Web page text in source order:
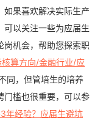
如果喜欢解决实际生产
可以关注一些为应届生
岗机会，帮助您探索职
算方向/金融行业/应
同，但管培生的培养
门槛也很重要，可以参
年经验？应届生避坑